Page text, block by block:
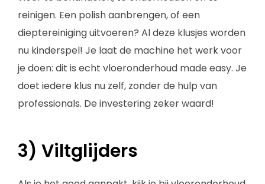
reinigen. Een polish aanbrengen, of een
dieptereiniging uitvoeren? Al deze klusjes worden
nu kinderspel! Je laat de machine het werk voor
je doen: dit is echt vloeronderhoud made easy. Je
doet iedere klus nu zelf, zonder de hulp van
professionals. De investering zeker waard!
3) Viltglijders